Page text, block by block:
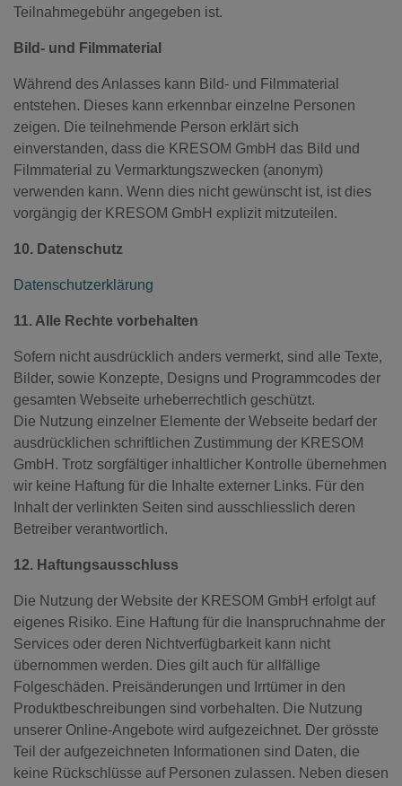
Teilnahmegebühr angegeben ist.
Bild- und Filmmaterial
Während des Anlasses kann Bild- und Filmmaterial
entstehen. Dieses kann erkennbar einzelne Personen
zeigen. Die teilnehmende Person erklärt sich
einverstanden, dass die KRESOM GmbH das Bild und
Filmmaterial zu Vermarktungszwecken (anonym)
verwenden kann. Wenn dies nicht gewünscht ist, ist dies
vorgängig der KRESOM GmbH explizit mitzuteilen.
10. Datenschutz
Datenschutzerklärung
11. Alle Rechte vorbehalten
Sofern nicht ausdrücklich anders vermerkt, sind alle Texte,
Bilder, sowie Konzepte, Designs und Programmcodes der
gesamten Webseite urheberrechtlich geschützt.
Die Nutzung einzelner Elemente der Webseite bedarf der
ausdrücklichen schriftlichen Zustimmung der KRESOM
GmbH. Trotz sorgfältiger inhaltlicher Kontrolle übernehmen
wir keine Haftung für die Inhalte externer Links. Für den
Inhalt der verlinkten Seiten sind ausschliesslich deren
Betreiber verantwortlich.
12. Haftungsausschluss
Die Nutzung der Website der KRESOM GmbH erfolgt auf
eigenes Risiko. Eine Haftung für die Inanspruchnahme der
Services oder deren Nichtverfügbarkeit kann nicht
übernommen werden. Dies gilt auch für allfällige
Folgeschäden. Preisänderungen und Irrtümer in den
Produktbeschreibungen sind vorbehalten. Die Nutzung
unserer Online-Angebote wird aufgezeichnet. Der grösste
Teil der aufgezeichneten Informationen sind Daten, die
keine Rückschlüsse auf Personen zulassen. Neben diesen